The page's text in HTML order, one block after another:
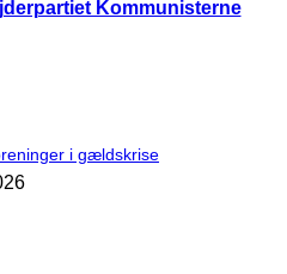
Kommunisterne
i gældskrise